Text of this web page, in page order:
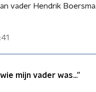
vader Hendrik Boersma
mijn vader was...”